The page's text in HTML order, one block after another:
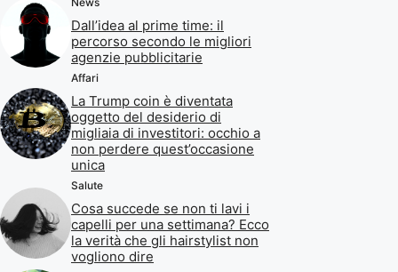
Dall’idea al prime time: il
percorso secondo le migliori
agenzie pubblicitarie
Affari
La Trump coin è diventata
oggetto del desiderio di
migliaia di investitori: occhio a
non perdere quest’occasione
unica
Salute
Cosa succede se non ti lavi i
capelli per una settimana? Ecco
la verità che gli hairstylist non
vogliono dire